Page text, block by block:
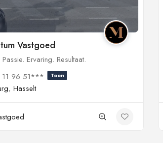
Vastgoed
Ervaring. Resultaat.
11 96 51***
Toon
, Hasselt